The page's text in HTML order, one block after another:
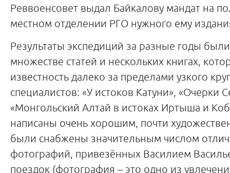
Реввоенсовет выдал Байкалову мандат на
местном отделении РГО нужного ему
Результаты экспедиций за разные годы
множестве статей и нескольких книгах,
известность далеко за пределами узкого
специалистов: «У истоков Катуни», «Очерки
«Монгольский Алтай в истоках Иртыша и
написаны очень хорошим, почти
были снабжены значительным числом
фотографий, привезённых Василием
поездок (фотография – это одно из